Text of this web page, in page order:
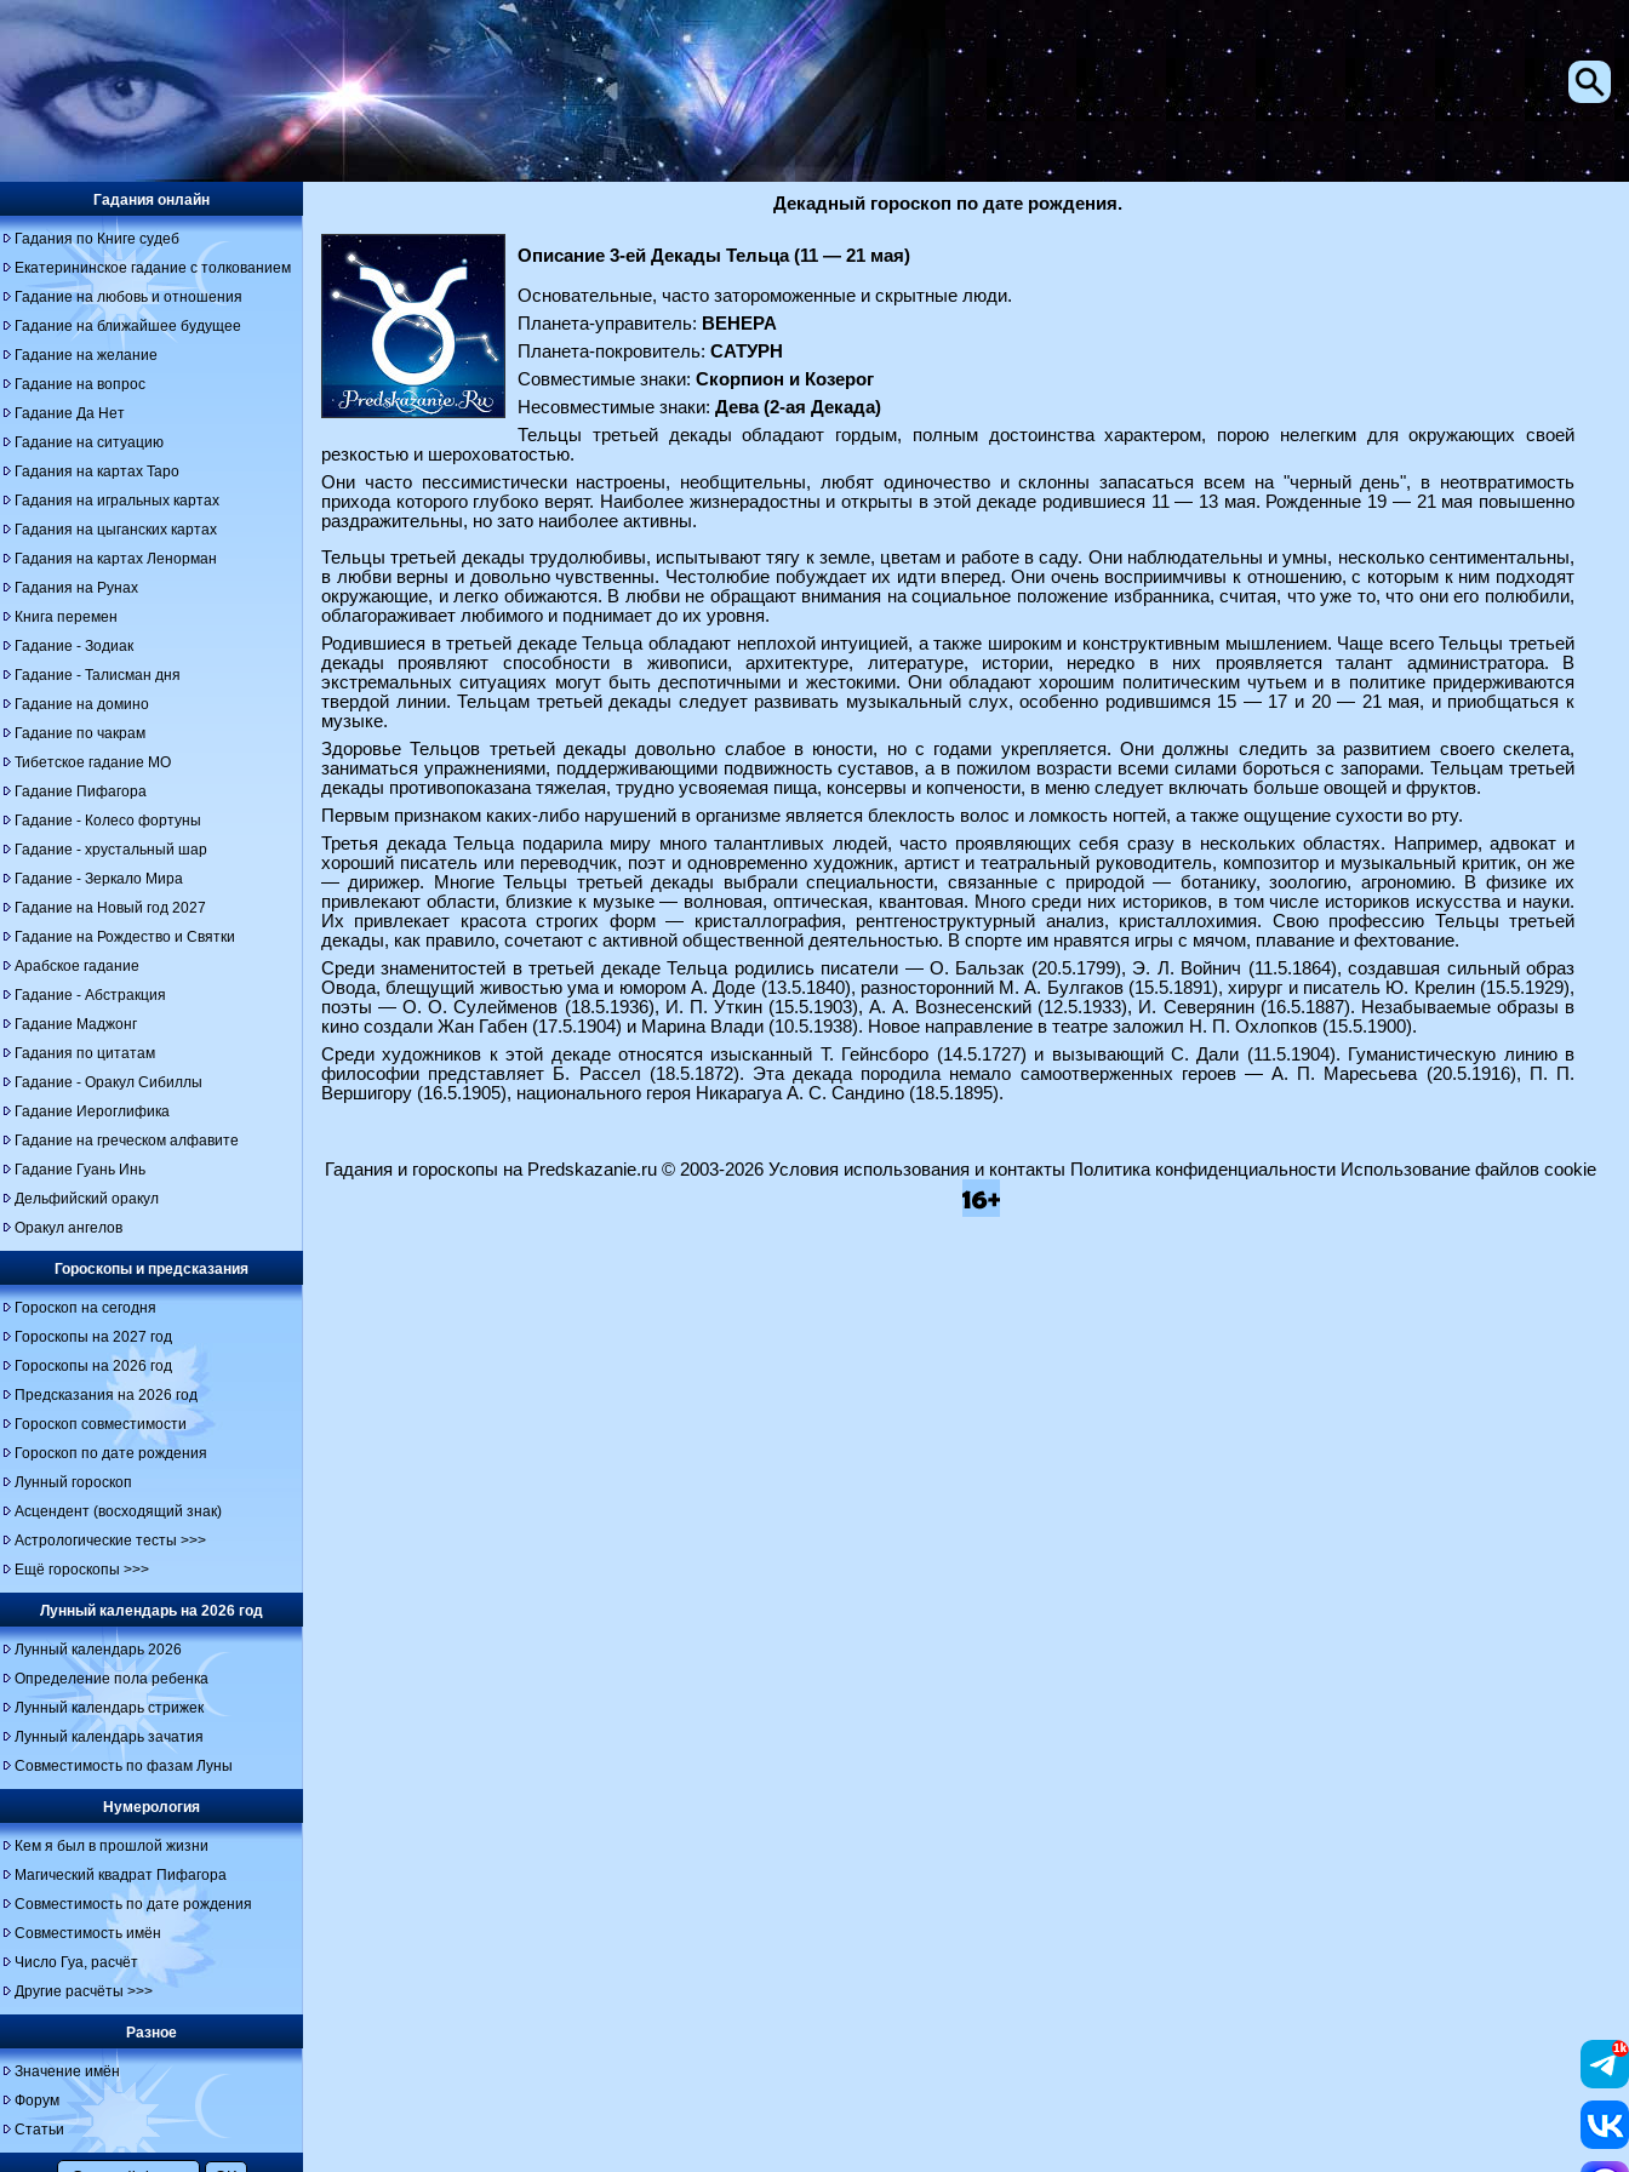
Декадный гороскоп по дате рождения.
Описание 3-ей Декады Тельца (11 — 21 мая)
Основательные, часто затороможенные и скрытные люди.
Планета-управитель: ВЕНЕРА
Планета-покровитель: САТУРН
Совместимые знаки: Скорпион и Козерог
Несовместимые знаки: Дева (2-ая Декада)
Тельцы третьей декады обладают гордым, полным достоинства характером, порою нелегким для окружающих своей
резкостью и шероховатостью.
Они часто пессимистически настроены, необщительны, любят одиночество и склонны запасаться всем на "черный день", в неотвратимость
прихода которого глубоко верят. Наиболее жизнерадостны и открыты в этой декаде родившиеся 11 — 13 мая. Рожденные 19 — 21 мая повышенно
раздражительны, но зато наиболее активны.
Тельцы третьей декады трудолюбивы, испытывают тягу к земле, цветам и работе в саду. Они наблюдательны и умны, несколько сентиментальны,
в любви верны и довольно чувственны. Честолюбие побуждает их идти вперед. Они очень восприимчивы к отношению, с которым к ним подходят
окружающие, и легко обижаются. В любви не обращают внимания на социальное положение избранника, считая, что уже то, что они его полюбили,
облагораживает любимого и поднимает до их уровня.
Родившиеся в третьей декаде Тельца обладают неплохой интуицией, а также широким и конструктивным мышлением. Чаще всего Тельцы третьей
декады проявляют способности в живописи, архитектуре, литературе, истории, нередко в них проявляется талант администратора. В
экстремальных ситуациях могут быть деспотичными и жестокими. Они обладают хорошим политическим чутьем и в политике придерживаются
твердой линии. Тельцам третьей декады следует развивать музыкальный слух, особенно родившимся 15 — 17 и 20 — 21 мая, и приобщаться к
музыке.
Здоровье Тельцов третьей декады довольно слабое в юности, но с годами укрепляется. Они должны следить за развитием своего скелета,
заниматься упражнениями, поддерживающими подвижность суставов, а в пожилом возрасти всеми силами бороться с запорами. Тельцам третьей
декады противопоказана тяжелая, трудно усвояемая пища, консервы и копчености, в меню следует включать больше овощей и фруктов.
Первым признаком каких-либо нарушений в организме является блеклость волос и ломкость ногтей, а также ощущение сухости во рту.
Третья декада Тельца подарила миру много талантливых людей, часто проявляющих себя сразу в нескольких областях. Например, адвокат и
хороший писатель или переводчик, поэт и одновременно художник, артист и театральный руководитель, композитор и музыкальный критик, он же
— дирижер. Многие Тельцы третьей декады выбрали специальности, связанные с природой — ботанику, зоологию, агрономию. В физике их
привлекают области, близкие к музыке — волновая, оптическая, квантовая. Много среди них историков, в том числе историков искусства и науки.
Их привлекает красота строгих форм — кристаллография, рентгеноструктурный анализ, кристаллохимия. Свою профессию Тельцы третьей
декады, как правило, сочетают с активной общественной деятельностью. В спорте им нравятся игры с мячом, плавание и фехтование.
Среди знаменитостей в третьей декаде Тельца родились писатели — О. Бальзак (20.5.1799), Э. Л. Войнич (11.5.1864), создавшая сильный образ
Овода, блещущий живостью ума и юмором А. Доде (13.5.1840), разносторонний М. А. Булгаков (15.5.1891), хирург и писатель Ю. Крелин (15.5.1929),
поэты — О. О. Сулейменов (18.5.1936), И. П. Уткин (15.5.1903), А. А. Вознесенский (12.5.1933), И. Северянин (16.5.1887). Незабываемые образы в
кино создали Жан Габен (17.5.1904) и Марина Влади (10.5.1938). Новое направление в театре заложил Н. П. Охлопков (15.5.1900).
Среди художников к этой декаде относятся изысканный Т. Гейнсборо (14.5.1727) и вызывающий С. Дали (11.5.1904). Гуманистическую линию в
философии представляет Б. Рассел (18.5.1872). Эта декада породила немало самоотверженных героев — А. П. Маресьева (20.5.1916), П. П.
Вершигору (16.5.1905), национального героя Никарагуа А. С. Сандино (18.5.1895).
Гадания онлайн
Гадания по Книге судеб
Екатерининское гадание с толкованием
Гадание на любовь и отношения
Гадание на ближайшее будущее
Гадание на желание
Гадание на вопрос
Гадание Да Нет
Гадание на ситуацию
Гадания на картах Таро
Гадания на игральных картах
Гадания на цыганских картах
Гадания на картах Ленорман
Гадания на Рунах
Книга перемен
Гадание - Зодиак
Гадание - Талисман дня
Гадание на домино
Гадание по чакрам
Тибетское гадание МО
Гадание Пифагора
Гадание - Колесо фортуны
Гадание - хрустальный шар
Гадание - Зеркало Мира
Гадание на Новый год 2027
Гадание на Рождество и Святки
Арабское гадание
Гадание - Абстракция
Гадание Маджонг
Гадания по цитатам
Гадание - Оракул Сибиллы
Гадание Иероглифика
Гадание на греческом алфавите
Гадание Гуань Инь
Дельфийский оракул
Оракул ангелов
Гороскопы и предсказания
Гороскоп на сегодня
Гороскопы на 2027 год
Гороскопы на 2026 год
Предсказания на 2026 год
Гороскоп совместимости
Гороскоп по дате рождения
Лунный гороскоп
Асцендент (восходящий знак)
Астрологические тесты >>>
Ещё гороскопы >>>
Лунный календарь на 2026 год
Лунный календарь 2026
Определение пола ребенка
Лунный календарь стрижек
Лунный календарь зачатия
Совместимость по фазам Луны
Нумерология
Кем я был в прошлой жизни
Магический квадрат Пифагора
Совместимость по дате рождения
Совместимость имён
Число Гуа, расчёт
Другие расчёты >>>
Разное
Значение имён
Форум
Статьи
Гадания и гороскопы на Predskazanie.ru© 2003-2026 Условия использования и контакты Политика конфиденциальности Использование файлов cookie